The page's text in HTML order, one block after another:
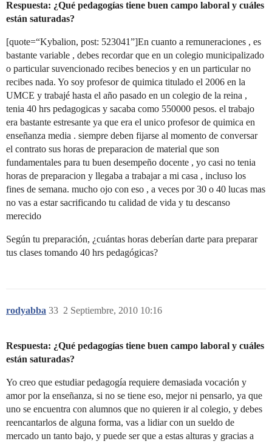
Respuesta: ¿Qué pedagogías tiene buen campo laboral y cuáles
están saturadas?
[quote=“Kybalion, post: 523041”]En cuanto a remuneraciones , es
bastante variable , debes recordar que en un colegio municipalizado
o particular suvencionado recibes benecios y en un particular no
recibes nada. Yo soy profesor de quimica titulado el 2006 en la
UMCE y trabajé hasta el año pasado en un colegio de la reina ,
tenia 40 hrs pedagogicas y sacaba como 550000 pesos. el trabajo
era bastante estresante ya que era el unico profesor de quimica en
enseñanza media . siempre deben fijarse al momento de conversar
el contrato sus horas de preparacion de material que son
fundamentales para tu buen desempeño docente , yo casi no tenia
horas de preparacion y llegaba a trabajar a mi casa , incluso los
fines de semana. mucho ojo con eso , a veces por 30 o 40 lucas mas
no vas a estar sacrificando tu calidad de vida y tu descanso
merecido
Según tu preparación, ¿cuántas horas deberían darte para preparar
tus clases tomando 40 hrs pedagógicas?
rodyabba 2 Septiembre, 2010 10:16
33
Respuesta: ¿Qué pedagogías tiene buen campo laboral y cuáles
están saturadas?
Yo creo que estudiar pedagogía requiere demasiada vocación y
amor por la enseñanza, si no se tiene eso, mejor ni pensarlo, ya que
uno se encuentra con alumnos que no quieren ir al colegio, y debes
reencantarlos de alguna forma, vas a lidiar con un sueldo de
mercado un tanto bajo, y puede ser que a estas alturas y gracias a